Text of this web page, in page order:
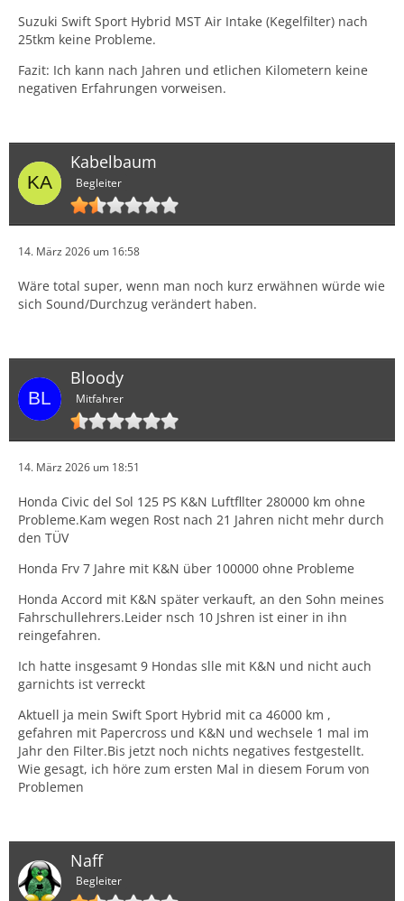
Suzuki Swift Sport Hybrid MST Air Intake (Kegelfilter) nach
25tkm keine Probleme.
Fazit: Ich kann nach Jahren und etlichen Kilometern keine
negativen Erfahrungen vorweisen.
Kabelbaum
Begleiter
14. März 2026 um 16:58
Wäre total super, wenn man noch kurz erwähnen würde wie
sich Sound/Durchzug verändert haben.
Bloody
Mitfahrer
14. März 2026 um 18:51
Honda Civic del Sol 125 PS K&N Luftfllter 280000 km ohne
Probleme.Kam wegen Rost nach 21 Jahren nicht mehr durch
den TÜV
Honda Frv 7 Jahre mit K&N über 100000 ohne Probleme
Honda Accord mit K&N später verkauft, an den Sohn meines
Fahrschullehrers.Leider nsch 10 Jshren ist einer in ihn
reingefahren.
Ich hatte insgesamt 9 Hondas slle mit K&N und nicht auch
garnichts ist verreckt
Aktuell ja mein Swift Sport Hybrid mit ca 46000 km ,
gefahren mit Papercross und K&N und wechsele 1 mal im
Jahr den Filter.Bis jetzt noch nichts negatives festgestellt.
Wie gesagt, ich höre zum ersten Mal in diesem Forum von
Problemen
Naff
Begleiter